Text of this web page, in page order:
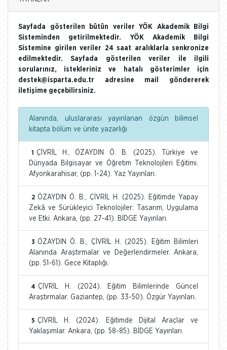
Sayfada gösterilen bütün veriler YÖK Akademik Bilgi
Sisteminden getirilmektedir. YÖK Akademik Bilgi
Sistemine girilen veriler 24 saat aralıklarla senkronize
edilmektedir. Sayfada gösterilen veriler ile ilgili
sorularınız, istekleriniz ve hatalı gösterimler için
destek@isparta.edu.tr adresine mail göndererek
iletişime geçebilirsiniz.
Alanında, uluslararası yayınlanan özgün bilimsel
kitapta bölüm ve ünite yazarlığı
1
ÇİVRİL H., ÖZAYDIN Ö. B. (2025). Türkiye ve
Dünyada Bilgisayar ve Öğretim Teknolojileri Eğitimi.
Afyonkarahisar, (pp. 1-24). Yaz Yayınları.
2 ÖZAYDIN Ö. B., ÇİVRİL H. (2025). Eğitimde Yapay
Zekâ ve Sürükleyici Teknolojiler: Tasarım, Uygulama
ve Etki. Ankara, (pp. 27-41). BİDGE Yayınları.
3 ÖZAYDIN Ö. B., ÇİVRİL H. (2025). Eğitim Bilimleri
Alanında Araştırmalar ve Değerlendirmeler. Ankara,
(pp. 51-61). Gece Kitaplığı.
4 ÇİVRİL H. (2024). Eğitim Bilimlerinde Güncel
Araştırmalar. Gaziantep, (pp. 33-50). Özgür Yayınları.
5 ÇİVRİL H. (2024). Eğitimde Dijital Araçlar ve
Yaklaşımlar. Ankara, (pp. 58-85). BİDGE Yayınları.